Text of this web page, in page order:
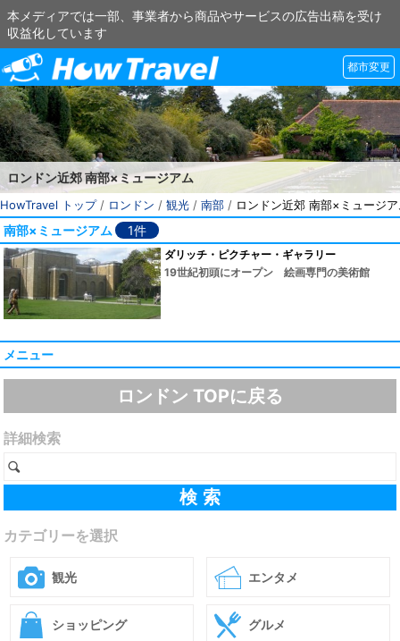
本メディアでは一部、事業者から商品やサービスの広告出稿を受け
収益化しています
都市変更
ロンドン近郊 南部×ミュージアム
HowTravel トップ/ ロンドン / 観光 / 南部 / ロンドン近郊 南部×ミュージ
南部×ミュージアム 1件
ダリッチ・ピクチャー・ギャラリー
19世紀初頭にオープン 絵画専門の美術館
メニュー
ロンドン TOPに戻る
詳細検索
カテゴリーを選択
観光 エンタメ
ショッピング グルメ